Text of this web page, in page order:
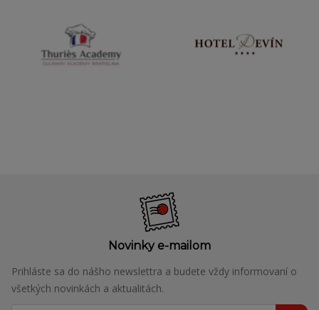
Novinky e-mailom
Prihláste sa do nášho newslettra a budete vždy informovaní o
všetkých novinkách a aktualitách.